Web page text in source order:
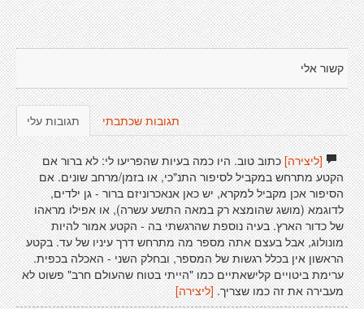
קשור אלי
תגובות עלי תגובות שכתבתי
[ליצירה]כתוב טוב. היו כמה בעיות שהפריעו לי: לא ברור אם
הקטע מתרחש במקביל לסיפור התנ"כי, או בזמן/מרחב שונים. אם
הסיפור אכן מקביל למקרא, יש כאן אנאכרוניזם ברור - גן ילדים,
לדוגמא (מושג שהומצא רק במאה התשע עשרה), או אפילו מראהו
של כדור הארץ. בעיה נוספת שהרגשתי בה - הקטע אמור להיות
מונולוג, אבל בעצם אתה מספר מה מתרחש דרך עיניו של עד. בקטע
הראשון אין בכלל רגשות של המספר, ובחלק השני - האכלה בכפית.
ערימת ביטויים קלישאתיים כמו "הייתי בטוח שהעולם חרב" פשוט לא
מעבירה את זה כמו שצריך. [ליצירה]